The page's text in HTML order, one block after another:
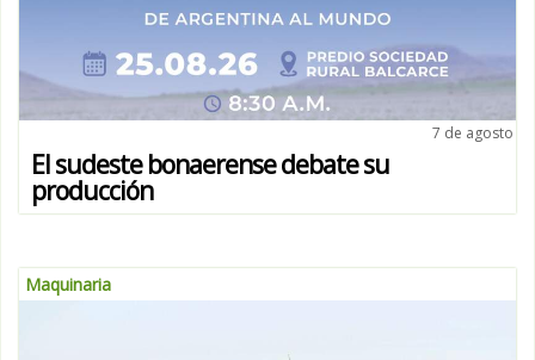
7 de agosto
El sudeste bonaerense debate su
producción
Maquinaria